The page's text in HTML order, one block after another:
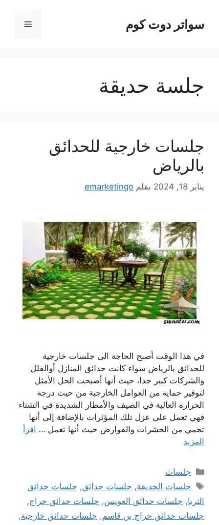
المحتوىسواتر دوت كوم القائمة
جلسة حديقة
جلسات خارجية للحدائق
بالرياض
يناير 18, 2024 بقلم emarketingo
في هذا الوقت أصبح الحاجة الى جلسات خارجية
للحدائق بالرياض سواء كانت حدائق المنازل أوالفلل
والشركات كبير جدا، حيث أنها أصبحت الحل الأمثل
لتوفير حماية من العوامل الخارجية من حيث درجة
الحرارة العالية في الصيف والأمطار الشديدة في الشتاء
فهي تعمل على عزل تلك المؤثرات بالإضافة إلى أنها
تحمي من الحشرات والقوارض حيث أنها تعمل … اقرأ
المزيد
التصنيفات
جلسات
الوسوم
جلسات الحديقة, جلسات حدائق, جلسات حدائق
الثريا, جلسات حدائق العويس, جلسات حدائق حراج,
جلسات حدائق حراج بن قاسم, جلسات حدائق خارجية,